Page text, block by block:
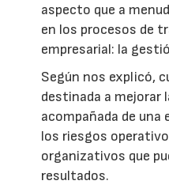
aspecto que a
en los procesos de
empresarial: la
Según nos explicó,
destinada a mejorar
acompañada de una
los riesgos
organizativos que
resultados.